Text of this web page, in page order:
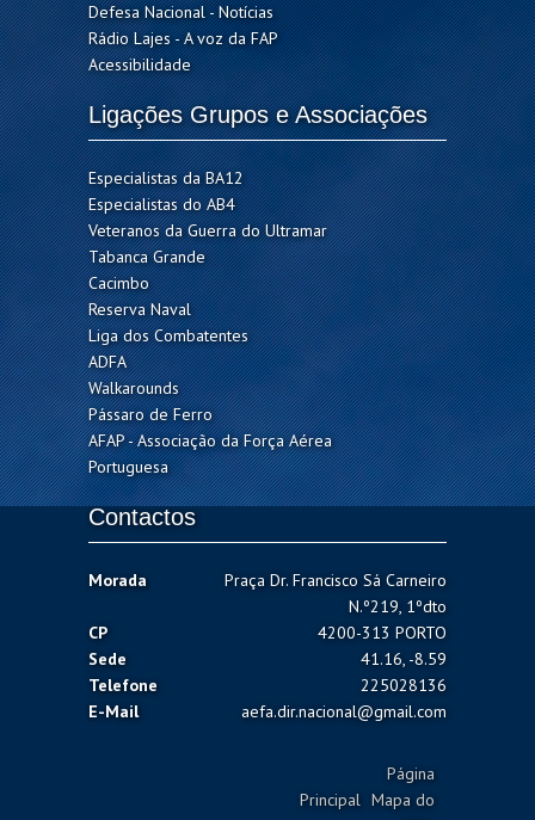
Defesa Nacional - Notícias
Rádio Lajes - A voz da FAP
Acessibilidade
Ligações Grupos e Associações
Especialistas da BA12
Especialistas do AB4
Veteranos da Guerra do Ultramar
Tabanca Grande
Cacimbo
Reserva Naval
Liga dos Combatentes
ADFA
Walkarounds
Pássaro de Ferro
AFAP - Associação da Força Aérea
Portuguesa
Contactos
Morada
Praça Dr. Francisco Sá Carneiro
N.º219, 1ºdto
CP
4200-313 PORTO
Sede
41.16, -8.59
Telefone
225028136
E-Mail
aefa.dir.nacional@gmail.com
Página
Principal Mapa do